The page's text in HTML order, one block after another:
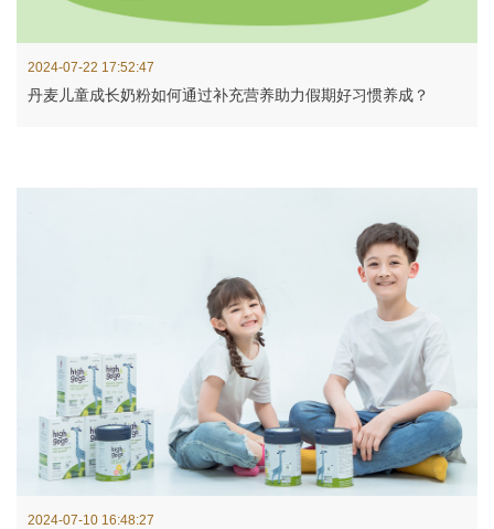
2024-07-22 17:52:47
丹麦儿童成长奶粉如何通过补充营养助力假期好习惯养成？
2024-07-10 16:48:27